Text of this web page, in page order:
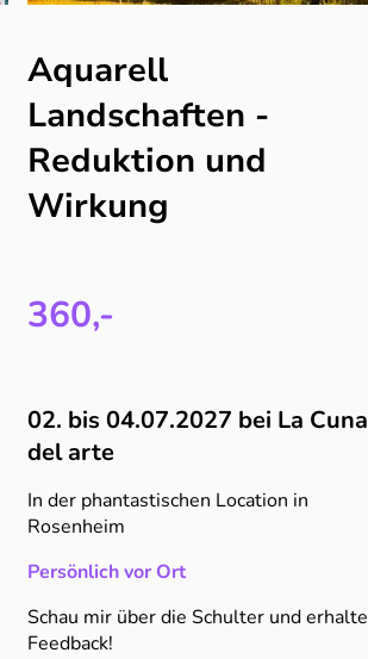
Aquarell
Landschaften -
Reduktion und
Wirkung
360,-
02. bis 04.07.2027 bei La Cuna
del arte
In der phantastischen Location in
Rosenheim
Persönlich vor Ort
Schau mir über die Schulter und erhalte
Feedback!